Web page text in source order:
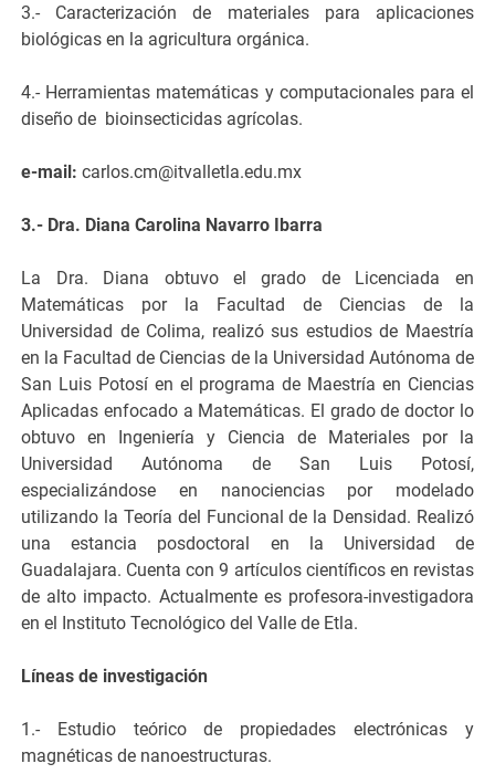
3.- Caracterización de materiales para aplicaciones
biológicas en la agricultura orgánica.
4.- Herramientas matemáticas y computacionales para el
diseño de bioinsecticidas agrícolas.
e-mail: carlos.cm@itvalletla.edu.mx
3.- Dra. Diana Carolina Navarro Ibarra
La Dra. Diana obtuvo el grado de Licenciada en
Matemáticas por la Facultad de Ciencias de la
Universidad de Colima, realizó sus estudios de Maestría
en la Facultad de Ciencias de la Universidad Autónoma de
San Luis Potosí en el programa de Maestría en Ciencias
Aplicadas enfocado a Matemáticas. El grado de doctor lo
obtuvo en Ingeniería y Ciencia de Materiales por la
Universidad Autónoma de San Luis Potosí,
especializándose en nanociencias por modelado
utilizando la Teoría del Funcional de la Densidad. Realizó
una estancia posdoctoral en la Universidad de
Guadalajara. Cuenta con 9 artículos científicos en revistas
de alto impacto. Actualmente es profesora-investigadora
en el Instituto Tecnológico del Valle de Etla.
Líneas de investigación
1.- Estudio teórico de propiedades electrónicas y
magnéticas de nanoestructuras.